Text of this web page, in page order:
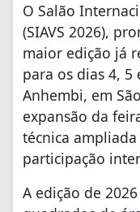
O Salão
(SIAVS 2026),
maior edição já
para os dias 4,
Anhembi, em
expansão da
técnica
participação
A edição de